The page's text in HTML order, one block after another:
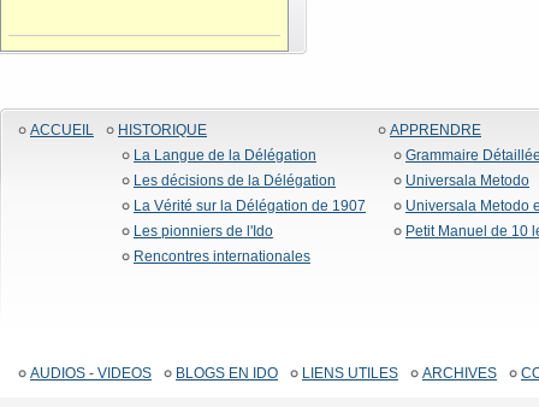
ACCUEIL
HISTORIQUE
La Langue de la Délégation
Les décisions de la Délégation
La Vérité sur la Délégation de 1907
Les pionniers de l'Ido
Rencontres internationales
APPRENDRE
Grammaire
Universala Metodo
Universala Metodo
Petit Manuel de 10
AUDIOS - VIDEOS BLOGS EN IDO LIENS UTILES ARCHIVES